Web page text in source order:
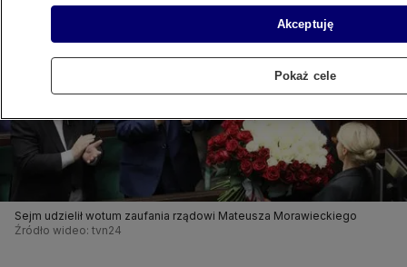
Sejm udzielił wotum zaufania rządowi Mateusza Morawieckiego
Źródło wideo: tvn24
Akceptuję
Pokaż cele